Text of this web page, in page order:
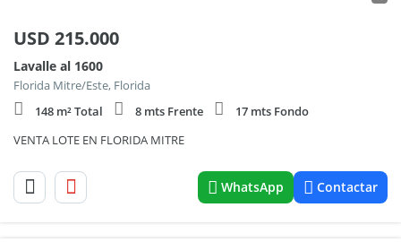
USD 215.000
Lavalle al 1600
Florida Mitre/Este, Florida
148 m² Total
8 mts Frente
17 mts Fondo
VENTA LOTE EN FLORIDA MITRE
WhatsApp Contactar